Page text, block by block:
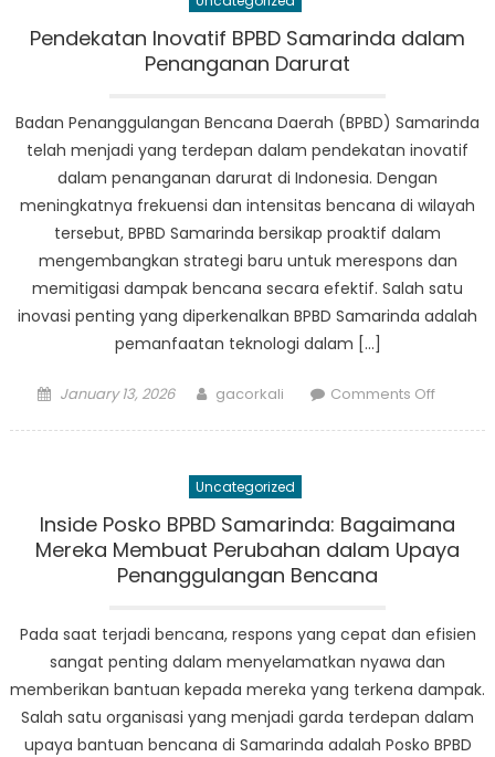
is
Disaster
Efforts
Pendekatan Inovatif BPBD Samarinda dalam
Penanganan Darurat
Badan Penanggulangan Bencana Daerah (BPBD) Samarinda
telah menjadi yang terdepan dalam pendekatan inovatif
dalam penanganan darurat di Indonesia. Dengan
meningkatnya frekuensi dan intensitas bencana di wilayah
tersebut, BPBD Samarinda bersikap proaktif dalam
mengembangkan strategi baru untuk merespons dan
memitigasi dampak bencana secara efektif. Salah satu
inovasi penting yang diperkenalkan BPBD Samarinda adalah
pemanfaatan teknologi dalam […]
Posted
January 13, 2026 Author
gacorkali Comments Offon
dalam
Darurat
Uncategorized
Inside Posko BPBD Samarinda: Bagaimana
Mereka Membuat Perubahan dalam Upaya
Penanggulangan Bencana
Pada saat terjadi bencana, respons yang cepat dan efisien
sangat penting dalam menyelamatkan nyawa dan
memberikan bantuan kepada mereka yang terkena dampak.
Salah satu organisasi yang menjadi garda terdepan dalam
upaya bantuan bencana di Samarinda adalah Posko BPBD